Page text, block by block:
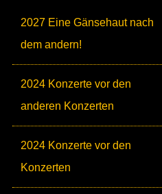
2027 Eine Gänsehaut nach
dem andern!
2024 Konzerte vor den
anderen Konzerten
2024 Konzerte vor den
Konzerten